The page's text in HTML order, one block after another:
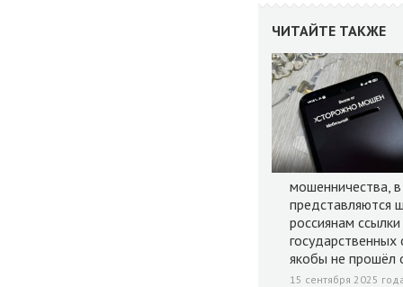
ЧИТАЙТЕ ТАКЖЕ
мошенничества,
представляются
россиянам
якобы не прошёл
15 сентября 2025